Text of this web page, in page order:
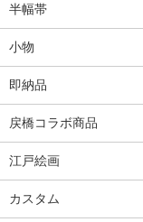
半幅帯
小物
即納品
戻橋コラボ商品
江戸絵画
カスタム